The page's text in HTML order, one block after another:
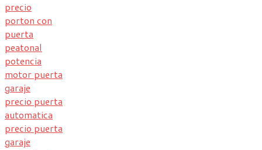
precio
porton con
puerta
peatonal
potencia
motor puerta
garaje
precio puerta
automatica
precio puerta
garaje